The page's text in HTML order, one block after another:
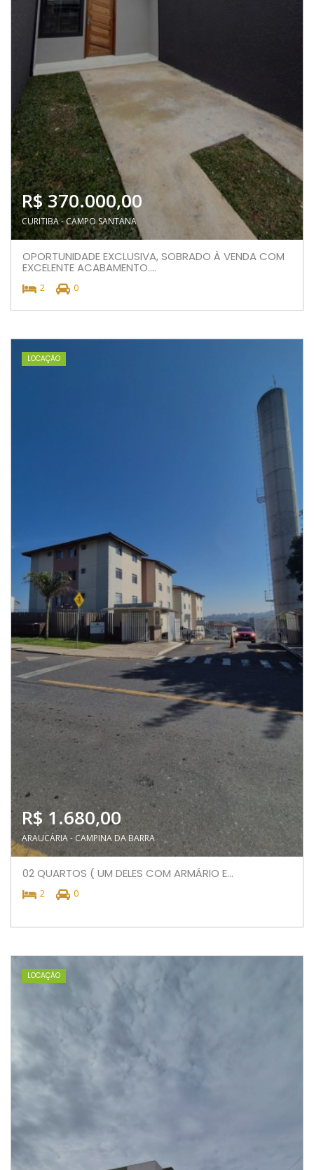
R$ 370.000,00
CURITIBA - CAMPO SANTANA
OPORTUNIDADE EXCLUSIVA, SOBRADO À VENDA COM
EXCELENTE ACABAMENTO....
2 0
LOCAÇÃO
R$ 1.680,00
ARAUCÁRIA - CAMPINA DA BARRA
02 QUARTOS ( UM DELES COM ARMÁRIO E...
2 0
LOCAÇÃO